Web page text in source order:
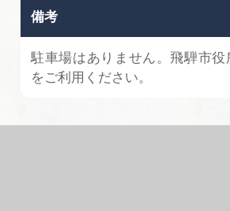
備考
駐車場はありません。飛騨市
をご利用ください。